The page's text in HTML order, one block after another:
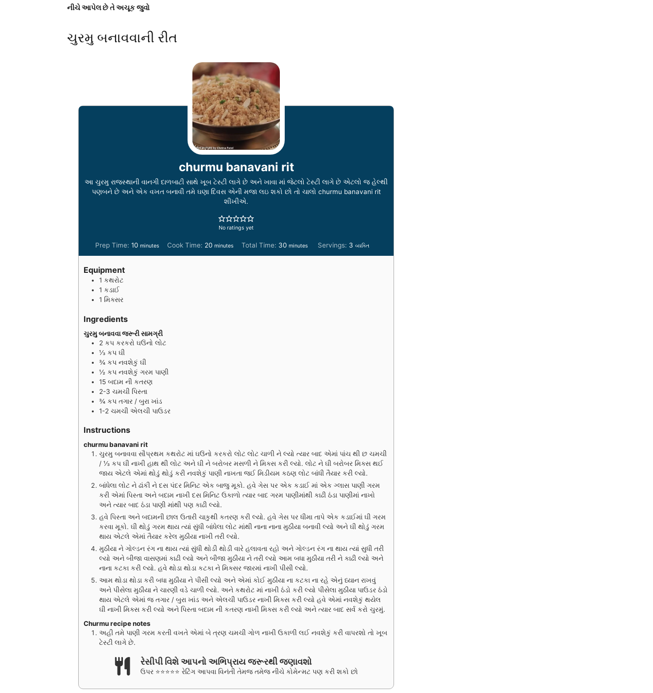
નીચે આપેલ છે તે અચૂક જુવો
ચુરમુ બનાવવાની રીત
churmu banavani rit
આ ચુરમુ રાજસ્થાની વાનગી દાળબાટી સાથે ખૂબ ટેસ્ટી લાગે છે અને ખાવા માં જેટલો ટેસ્ટી લાગે છે એટલો જ હેલ્થી
પણબને છે અને એક વખત બનાવી તમે ઘણા દિવસ એની મજા લઇ શકો છો તો ચાલો churmu banavani rit
શીખીએ.
No ratings yet
Prep Time: 10m
i
minutes Cook Time: 20m
i
minutes Total Time: 30m
i
minutes Servings: 3 વ્યક્તિ
Equipment
1 કથરોટ
1 કડાઈ
1 મિક્સર
Ingredients
ચુરમુ બનાવવા જરૂરી સામગ્રી
2 કપ કરકરો ઘઉંનો લોટ
⅓ કપ ઘી
¾ કપ નવશેકું ઘી
½ કપ નવશેકું ગરમ પાણી
15 બદામ ની કતરણ
2-3 ચમચી પિસ્તા
¾ કપ તગાર / બુરા ખાંડ
1-2 ચમચી એલચી પાઉડર
Instructions
churmu banavani rit
ચુરમુ બનાવવા સૌપ્રથમ કથરોટ માં ઘઉંનો કરકરો લોટ લોટ ચાળી ને લ્યો ત્યાર બાદ એમાં પાંચ થી છ ચમચી
/ ⅓ કપ ઘી નાખી હાથ થી લોટ અને ઘી ને બરોબર મસળી ને મિક્સ કરી લ્યો. લોટ ને ઘી બરોબર મિક્સ થઈ
જાય એટલે એમાં થોડું થોડું કરી નવશેકું પાણી નાખતા જઈ મિડીયમ કઠણ લોટ બાંધી તૈયાર કરી લ્યો.
બાંધેલા લોટ ને ઢાંકી ને દસ પંદર મિનિટ એક બાજુ મૂકો. હવે ગેસ પર એક કડાઈ માં એક ગ્લાસ પાણી ગરમ
કરી એમાં પિસ્તા અને બદામ નાખી દસ મિનિટ ઉકાળો ત્યાર બાદ ગરમ પાણીમાંથી કાઢી ઠંડા પાણીમાં નાખો
અને ત્યાર બાદ ઠંડા પાણી માંથી પણ કાઢી લ્યો.
હવે પિસ્તા અને બદામની છાલ ઉતારી ચાકુથી કતરણ કરી લ્યો. હવે ગેસ પર ધીમા તાપે એક કડાઈમાં ઘી ગરમ
કરવા મૂકો. ઘી થોડું ગરમ થાય ત્યાં સુંધી બાંધેલા લોટ માંથી નાના નાના મુઠીયા બનાવી લ્યો અને ઘી થોડું ગરમ
થાય એટલે એમાં તૈયાર કરેલ મુઠીયા નાખી તરી લ્યો.
મુઠીયા ને ગોલ્ડન રંગ ના થાય ત્યાં સુંધી થોડી થોડી વારે હલાવતા રહો અને ગોલ્ડન રંગ ના થાય ત્યાં સુધી તરી
લ્યો અને બીજા વાસણમાં કાઢી લ્યો અને બીજા મુઠીયા ને તરી લ્યો આમ બધા મુઠીયા તરી ને કાઢી લ્યો અને
નાના કટકા કરી લ્યો. હવે થોડા થોડા કટકા ને મિક્સર જારમાં નાખી પીસી લ્યો.
આમ થોડા થોડા કરી બધા મુઠીયા ને પીસી લ્યો અને એમાં કોઈ મુઠીયા ના કટકા ના રહે એનું ધ્યાન રાખવું
અને પીસેલા મુઠીયા ને ચારણી વડે ચાળી લ્યો. અને કથરોટ માં નાખી ઠંડો કરી લ્યો પીસેલા મુઠીયા પાઉડર ઠંડો
થાય એટલે એમાં જ તગાર / બુરા ખાંડ અને એલચી પાઉડર નાખી મિક્સ કરી લ્યો હવે એમાં નવશેકું થયેલ
ઘી નાખી મિક્સ કરી લ્યો અને પિસ્તા બદામ ની કતરણ નાખી મિક્સ કરી લ્યો અને ત્યાર બાદ સર્વ કરો ચુરમું.
Churmu recipe notes
અહી તમે પાણી ગરમ કરતી વખતે એમાં બે ત્રણ ચમચી ગોળ નાખી ઉકાળી લઈ નવશેકું કરી વાપરશો તો ખૂબ
ટેસ્ટી લાગે છે.
રેસીપી વિશે આપનો અભિપ્રાય જરૂરથી જણાવશો
ઉપર ⭐⭐⭐⭐⭐ રેટિંગ આપવા વિનંતી તેમજ તમેજ નીચે કોમેન્મટ પણ કરી શકો છો